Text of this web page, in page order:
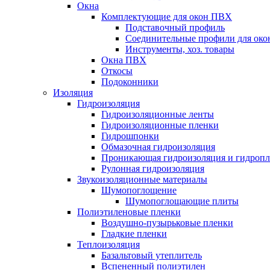
Окна
Комплектующие для окон ПВХ
Подставочный профиль
Соединительные профили для
Инструменты, хоз. товары
Окна ПВХ
Откосы
Подоконники
Изоляция
Гидроизоляция
Гидроизоляционные ленты
Гидроизоляционные пленки
Гидрошпонки
Обмазочная гидроизоляция
Проникающая гидроизоляция и
Рулонная гидроизоляция
Звукоизоляционные материалы
Шумопоглощение
Шумопоглощающие плиты
Полиэтиленовые пленки
Воздушно-пузырьковые пленки
Гладкие пленки
Теплоизоляция
Базальтовый утеплитель
Вспененный полиэтилен